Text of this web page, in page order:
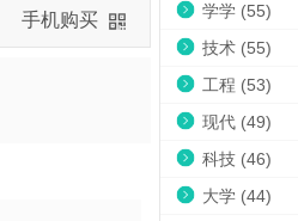
手机购买
学学 (55)
技术 (55)
工程 (53)
现代 (49)
科技 (46)
大学 (44)